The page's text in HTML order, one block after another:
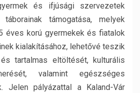
és ifjúsági szervezetek
támogatása, melyek
éves korú gyermekek és fiatalok
kialakításához, lehetővé teszik
tartalmas eltöltését, kulturális
valamint egészséges
Jelen pályázattal a Kaland-Vár